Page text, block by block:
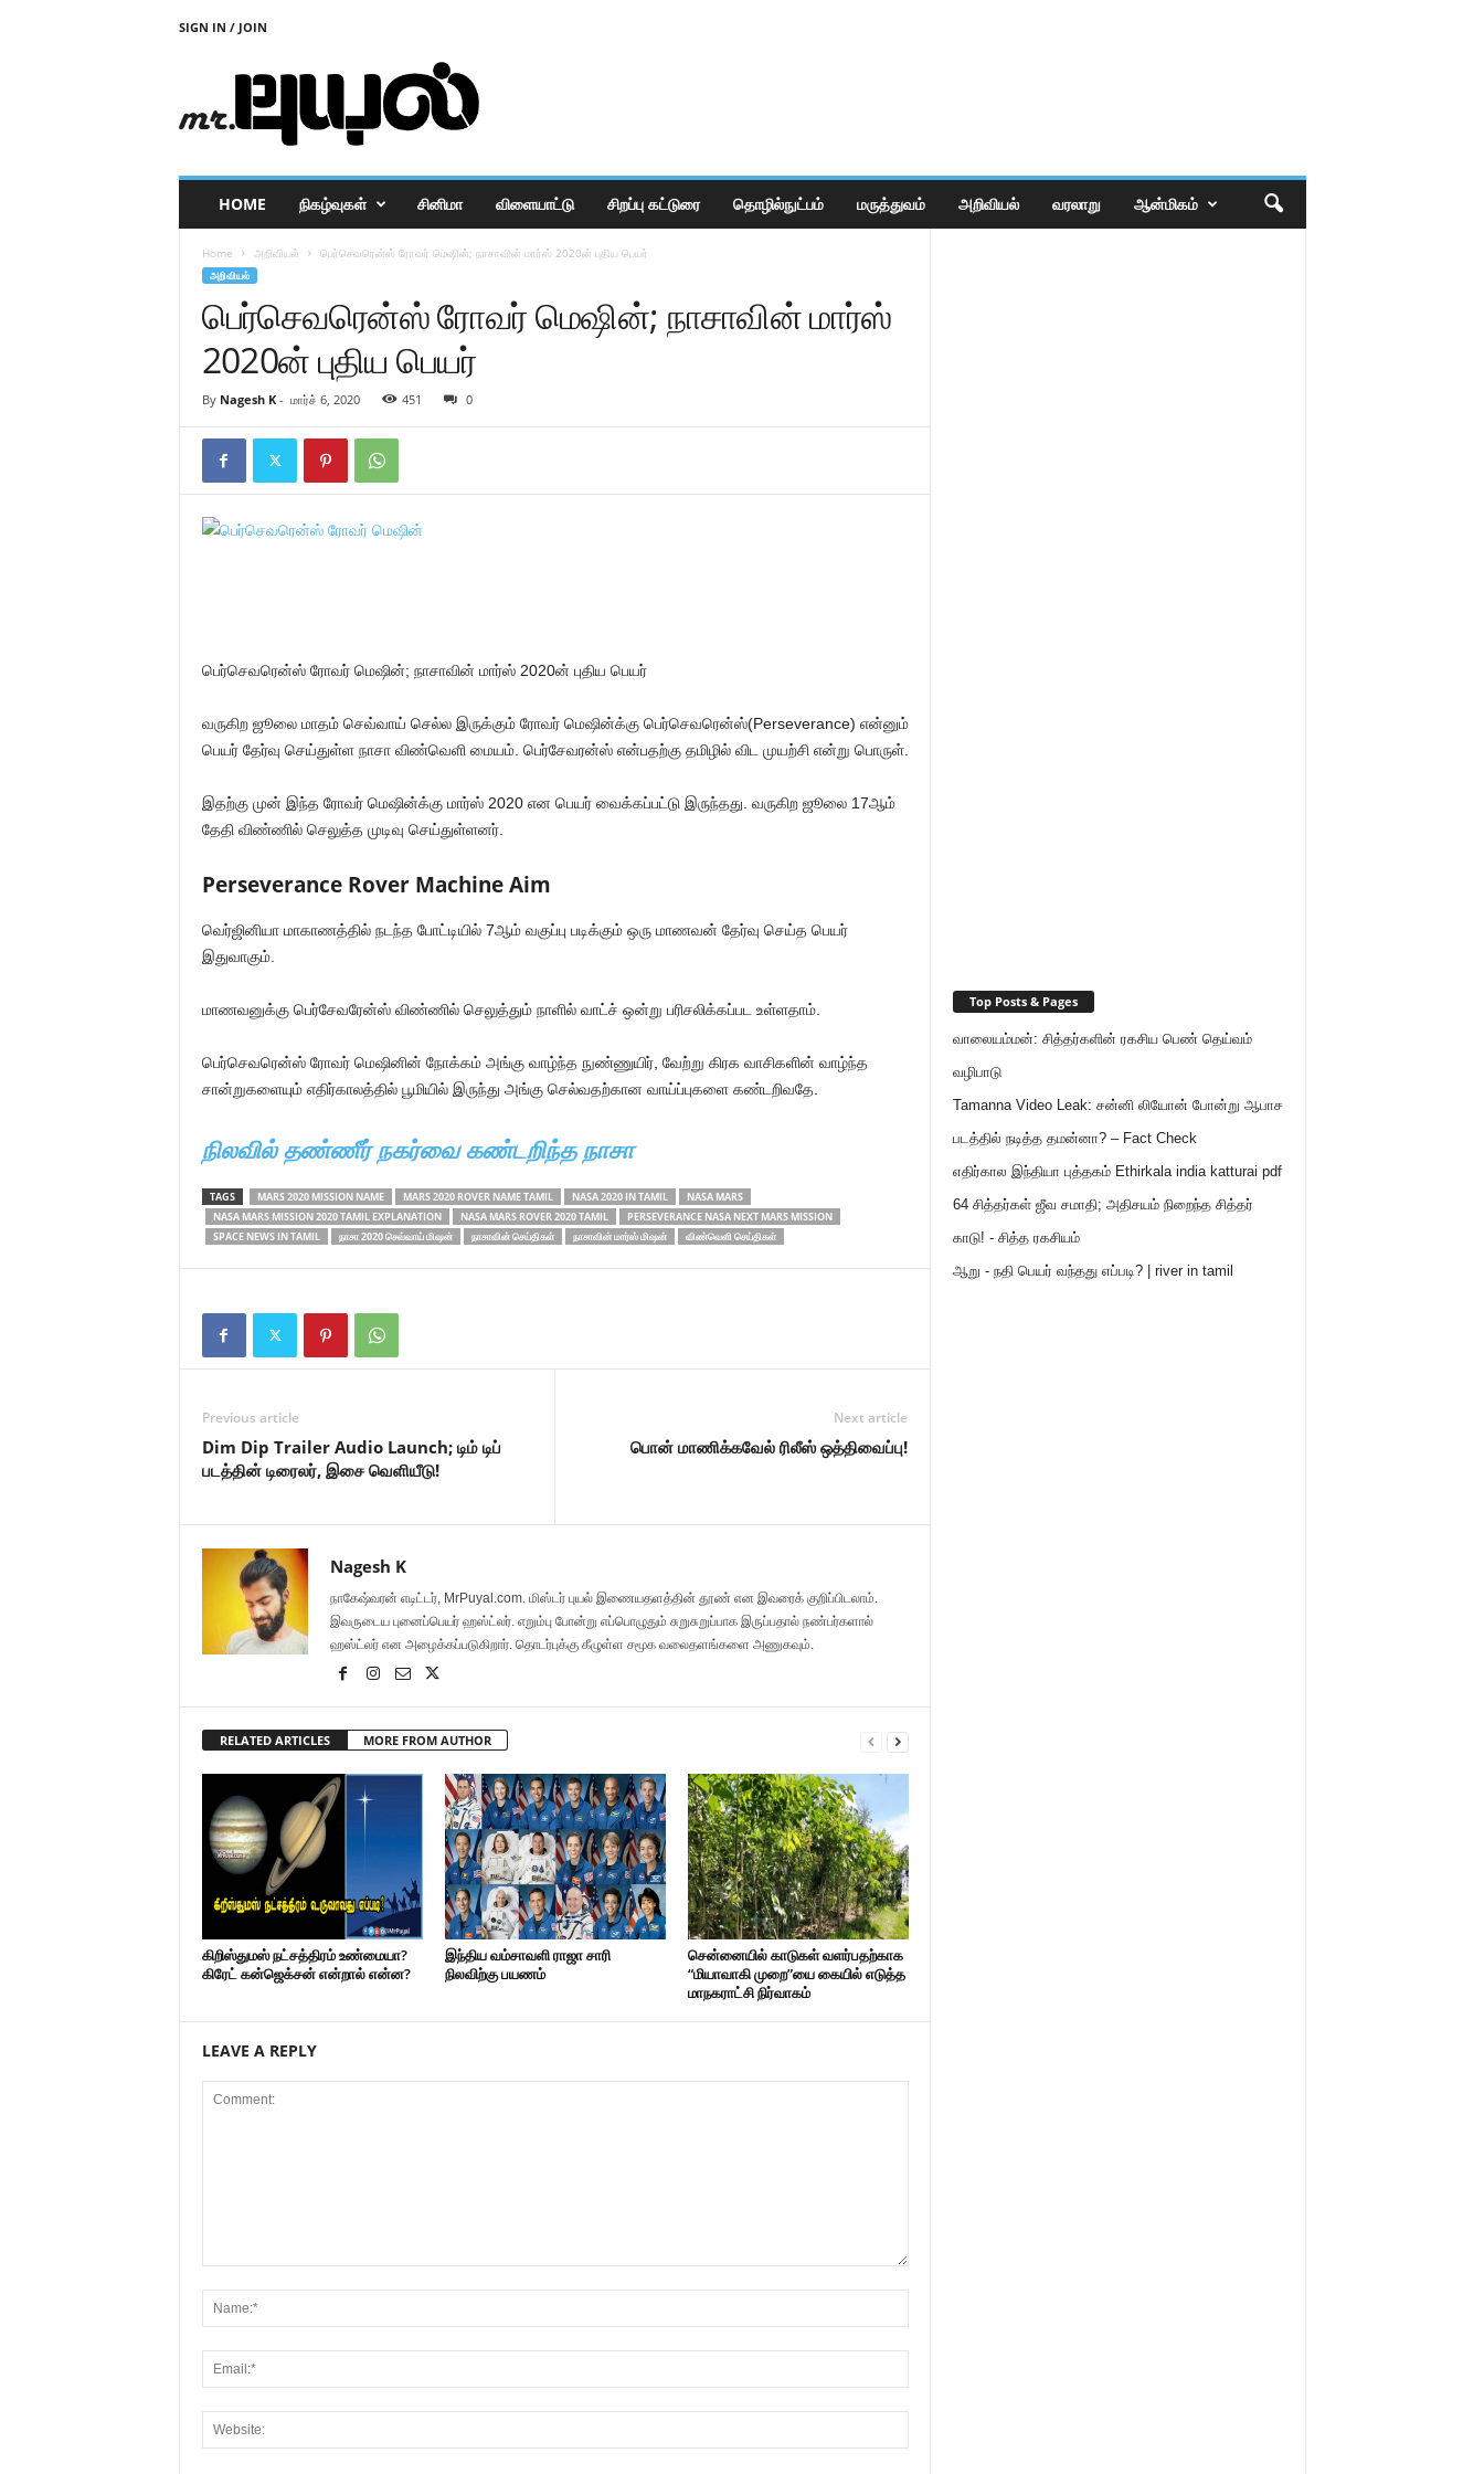
SIGN IN / JOIN
u
HOME நிகழ்வுகள் சினிமா விளையாட்டு சிறப்பு கட்டுரை தொழில்நுட்பம் மருத்துவம் அறிவியல் வரலாறு ஆன்மிகம்
Home அறிவியல் பெர்செவரென்ஸ் ரோவர் மெஷின்; நாசாவின் மார்ஸ் 2020ன் புதிய பெயர்
அறிவியல்
பெர்செவரென்ஸ் ரோவர் மெஷின்; நாசாவின் மார்ஸ்
2020ன் புதிய பெயர்
By Nagesh K- மார்ச் 6, 2020 451 0
பெர்செவரென்ஸ் ரோவர் மெஷின்; நாசாவின் மார்ஸ் 2020ன் புதிய பெயர்
வருகிற ஜூலை மாதம் செவ்வாய் செல்ல இருக்கும் ரோவர் மெஷின்க்கு பெர்செவரென்ஸ்(Perseverance) என்னும்
பெயர் தேர்வு செய்துள்ள நாசா விண்வெளி மையம். பெர்சேவரன்ஸ் என்பதற்கு தமிழில் விட முயற்சி என்று பொருள்.
இதற்கு முன் இந்த ரோவர் மெஷின்க்கு மார்ஸ் 2020 என பெயர் வைக்கப்பட்டு இருந்தது. வருகிற ஜூலை 17ஆம்
தேதி விண்ணில் செலுத்த முடிவு செய்துள்ளனர்.
Perseverance Rover Machine Aim
வெர்ஜினியா மாகாணத்தில் நடந்த போட்டியில் 7ஆம் வகுப்பு படிக்கும் ஒரு மாணவன் தேர்வு செய்த பெயர்
இதுவாகும்.
மாணவனுக்கு பெர்சேவரேன்ஸ் விண்ணில் செலுத்தும் நாளில் வாட்ச் ஒன்று பரிசலிக்கப்பட உள்ளதாம்.
பெர்செவரென்ஸ் ரோவர் மெஷினின் நோக்கம் அங்கு வாழ்ந்த நுண்ணுயிர், வேற்று கிரக வாசிகளின் வாழ்ந்த
சான்றுகளையும் எதிர்காலத்தில் பூமியில் இருந்து அங்கு செல்வதற்கான வாய்ப்புகளை கண்டறிவதே.
நிலவில் தண்ணீர் நகர்வை கண்டறிந்த நாசா
TAGS MARS 2020 MISSION NAME MARS 2020 ROVER NAME TAMIL NASA 2020 IN TAMIL
NASA MARS
NASA MARS MISSION 2020 TAMIL EXPLANATION
NASA MARS ROVER 2020 TAMIL
PERSEVERANCE NASA NEXT MARS MISSION
SPACE NEWS IN TAMIL
நாசா 2020 செவ்வாய் மிஷன் நாசாவின் செய்திகள் நாசாவின் மார்ஸ் மிஷன் விண்வெளி செய்திகள்
Previous article
Dim Dip Trailer Audio Launch; டிம் டிப்
படத்தின் டிரைலர், இசை வெளியீடு!
Next article
பொன் மாணிக்கவேல் ரிலீஸ் ஒத்திவைப்பு!
Nagesh K
நாகேஷ்வரன் எடிட்டர், MrPuyal.com. மிஸ்டர் புயல் இணையதளத்தின் தூண் என இவரைக் குறிப்பிடலாம்.
இவருடைய புனைப்பெயர் ஹஸ்ட்லர். எறும்பு போன்று எப்பொழுதும் சுறுசுறுப்பாக இருப்பதால் நண்பர்களால்
ஹஸ்ட்லர் என அழைக்கப்படுகிறார். தொடர்புக்கு கீழுள்ள சமூக வலைதளங்களை அணுகவும்.
RELATED ARTICLES MORE FROM AUTHOR
கிறிஸ்துமஸ் நட்சத்திரம் உண்மையா?
கிரேட் கன்ஜெக்சன் என்றால் என்ன?
இந்திய வம்சாவளி ராஜா சாரி
நிலவிற்கு பயணம்
சென்னையில் காடுகள் வளர்பதற்காக
“மியாவாகி முறை”யை கையில் எடுத்த
மாநகராட்சி நிர்வாகம்
LEAVE A REPLY
Top Posts & Pages
வாலையம்மன்: சித்தர்களின் ரகசிய பெண் தெய்வம்
வழிபாடு
Tamanna Video Leak: சன்னி லியோன் போன்று ஆபாச
படத்தில் நடித்த தமன்னா? – Fact Check
எதிர்கால இந்தியா புத்தகம் Ethirkala india katturai pdf
64 சித்தர்கள் ஜீவ சமாதி; அதிசயம் நிறைந்த சித்தர்
காடு! - சித்த ரகசியம்
ஆறு - நதி பெயர் வந்தது எப்படி? | river in tamil